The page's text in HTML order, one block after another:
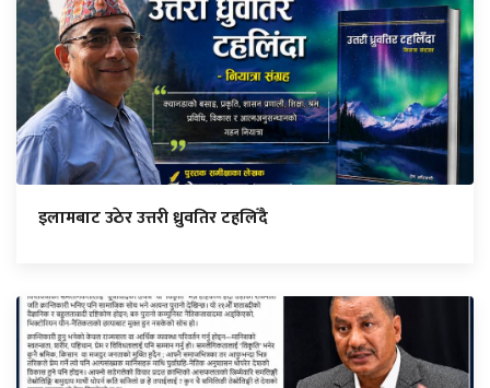
इलामबाट उठेर उत्तरी ध्रुवतिर टहलिँदै